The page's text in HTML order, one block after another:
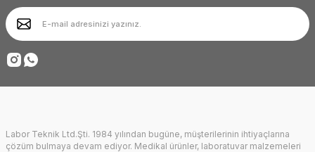
Ürün fiyatı diğer sitelerden daha pahalı.
Bu ürüne benzer farklı alternatifler olmalı.
Gönder
Deneyimini Paylaş
Labor Teknik Ltd.Şti. 1984 yılından bugüne, müşterilerinin ihtiyaçlarına
çözüm bulmaya devam ediyor. Medikal ürünler, laboratuvar malzemeleri